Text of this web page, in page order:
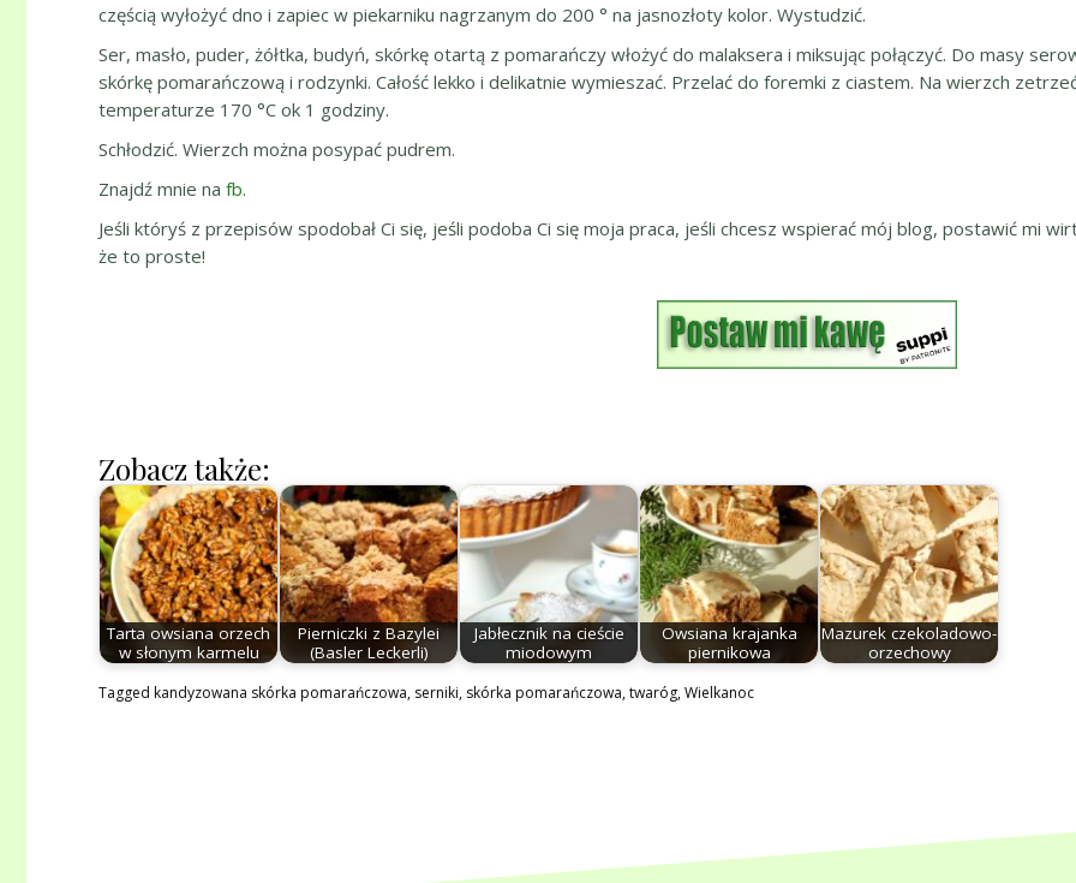
częścią wyłożyć dno i zapiec w piekarniku nagrzanym do 200 ° na jasnozłoty kolor. Wystudzić.
Ser, masło, puder, żółtka, budyń, skórkę otartą z pomarańczy włożyć do malaksera i miksując połączyć. Do masy
skórkę pomarańczową i rodzynki. Całość lekko i delikatnie wymieszać. Przelać do foremki z ciastem. Na wierzch
temperaturze 170 °C ok 1 godziny.
Schłodzić. Wierzch można posypać pudrem.
Znajdź mnie na fb.
Jeśli któryś z przepisów spodobał Ci się, jeśli podoba Ci się moja praca, jeśli chcesz wspierać mój blog, postawić mi
że to proste!
Zobacz także:
Tarta owsiana orzech
w słonym karmelu
Pierniczki z Bazylei
(Basler Leckerli)
Jabłecznik na cieście
miodowym
Owsiana krajanka
piernikowa
Mazurek czekoladowo-
orzechowy
Tagged kandyzowana skórka pomarańczowa, serniki, skórka pomarańczowa,twaróg,Wielkanoc